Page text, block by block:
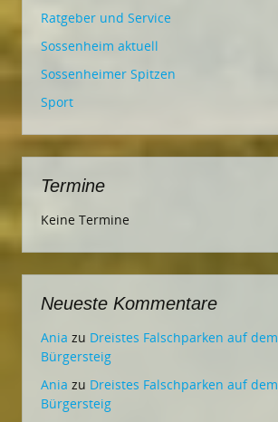
Ratgeber und Service
Sossenheim aktuell
Sossenheimer Spitzen
Sport
Termine
Keine Termine
Neueste Kommentare
Ania zu Dreistes Falschparken auf dem
Bürgersteig
Ania zu Dreistes Falschparken auf dem
Bürgersteig